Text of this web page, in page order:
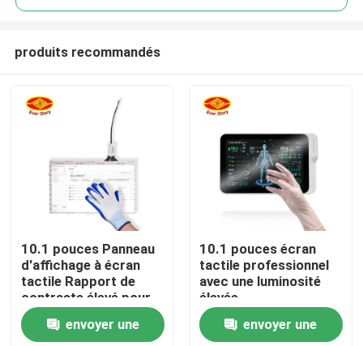
Aperçu
Produits
Vidéos
produits recommandés
10.1 pouces Panneau
d'affichage à écran
tactile Rapport de
contraste élevé pour
le signal d'entrée USB
envoyer une
10.1 pouces écran
tactile professionnel
avec une luminosité
élevée
envoyer une